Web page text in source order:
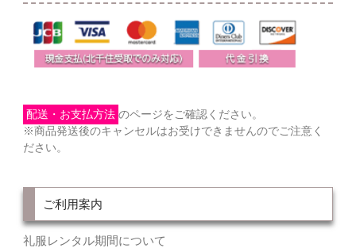
配送・お支払方法 のページをご確認ください。
※商品発送後のキャンセルはお受けできませんのでご注意く
ださい。
ご利用案内
礼服レンタル期間について